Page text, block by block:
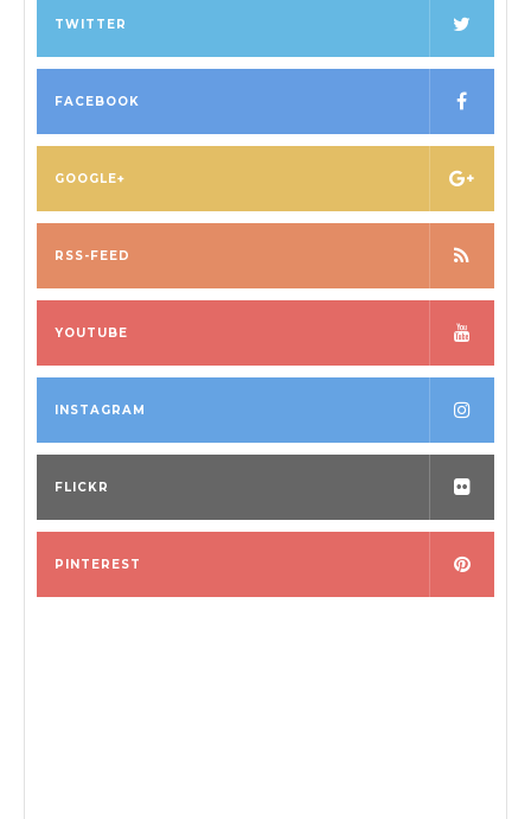
TWITTER
FACEBOOK
GOOGLE+
RSS-FEED
YOUTUBE
INSTAGRAM
FLICKR
PINTEREST